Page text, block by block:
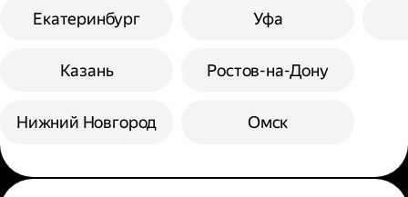
Екатеринбург
Казань
Нижний Новгород
Уфа
Ростов-на-Дону
Омск